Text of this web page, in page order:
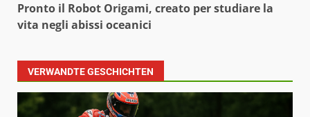
Pronto il Robot Origami, creato per studiare la
vita negli abissi oceanici
VERWANDTE GESCHICHTEN